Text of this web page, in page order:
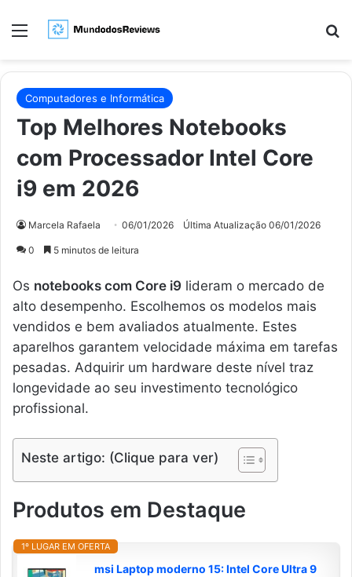
Menu
Computadores e Informática
Top Melhores Notebooks
com Processador Intel Core
i9 em 2026
Marcela Rafaela 06/01/2026 Última Atualização 06/01/2026
0 5 minutos de leitura
Os notebooks com Core i9 lideram o mercado de
alto desempenho. Escolhemos os modelos mais
vendidos e bem avaliados atualmente. Estes
aparelhos garantem velocidade máxima em tarefas
pesadas. Adquirir um hardware deste nível traz
longevidade ao seu investimento tecnológico
profissional.
Neste artigo: (Clique para ver)
Produtos em Destaque
1º LUGAR EM OFERTA
msi Laptop moderno 15: Intel Core Ultra 9